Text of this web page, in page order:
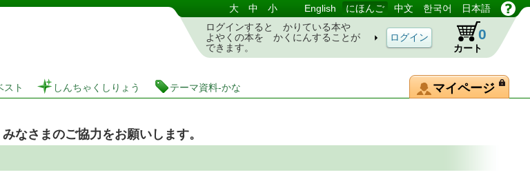
ょけんさく・よやくシステム 大 中 小 English にほんご 中文 한국어 日本語
ログインすると かりている本や
よやくの本を かくにんすることが
できます。
カート
0
スト しんちゃくしりょう テーマ資料-かな マイページ
みなさまのご協力をお願いします。